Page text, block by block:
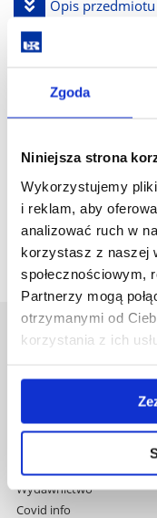
Zgoda
Niniejsza strona
Wykorzystujemy
i reklam, aby
analizować ruch w
korzystasz z naszej
społecznościowym,
Partnerzy mogą
otrzymanymi od
korzystania z ich
Pobierz
Opis
Pobierz
plik
Pobierz
plik
Druk oferty-
wstecz
35-959
Pomiń
do
Polityka prywatności
Wydawnictwo
Covid info